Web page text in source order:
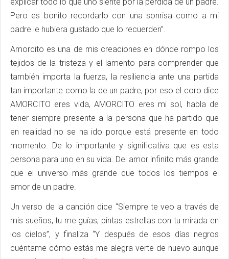
Pero es bonito recordarlo con una sonrisa como a mi
padre le hubiera gustado que lo recuerden”.
Amorcito es una de mis creaciones en dónde rompo los
tejidos de la tristeza y el lamento para comprender que
también importa la fuerza, la resiliencia ante una partida
tan importante como la de un padre, por eso el coro dice
AMORCITO eres vida, AMORCITO eres mi sol, habla de
tener siempre presente a la persona que ha partido que
en realidad no se ha ido porque está presente en todo
momento. De lo importante y significativa que es esta
persona para uno en su vida. Del amor infinito más grande
que el universo más grande que todos los tiempos el
amor de un padre.
Un verso de la canción dice “Siempre te veo a través de
mis sueños, tu me guías, pintas estrellas con tu mirada en
los cielos”, y finaliza “Y después de esos días negros
cuéntame cómo estás me alegra verte de nuevo aunque